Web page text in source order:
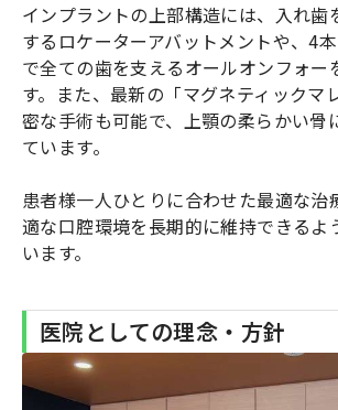
インプラントの上部構造には、入れ歯
するロケーターアバットメントや、4
で全ての歯を支えるオールオンフォー
す。また、最新の「マグネティックマ
密な手術も可能で、上顎の柔らかい骨
ています。
患者様一人ひとりに合わせた最適な治
適な口腔環境を長期的に維持できるよ
います。
医院としての理念・方針